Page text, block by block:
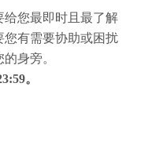
给您最即时且最了解
您有需要协助或困扰
身旁。
。